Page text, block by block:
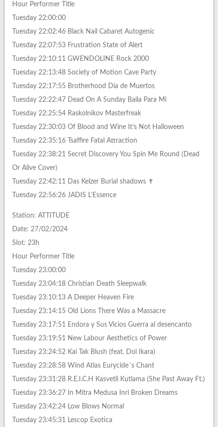
Hour Performer Title
Tuesday 22:00:00
Tuesday 22:02:46 Black Nail Cabaret Autogenic
Tuesday 22:07:53 Frustration State of Alert
Tuesday 22:10:11 GWENDOLINE Rock 2000
Tuesday 22:13:48 Society of Motion Cave Party
Tuesday 22:17:55 Brotherhood Día de Muertos
Tuesday 22:22:47 Dead On A Sunday Baila Para Mi
Tuesday 22:25:54 Raskolnikov Masterfreak
Tuesday 22:30:03 Of Blood and Wine It’s Not Halloween
Tuesday 22:35:16 Tsaffire Fatal Attraction
Tuesday 22:38:21 Secret Discovery You Spin Me Round (Dead
Or Alive Cover)
Tuesday 22:42:11 Das Kelzer Burial shadows ✝
Tuesday 22:56:26 JADIS L’Essence
Station: ATTITUDE
Date: 27/02/2024
Slot: 23h
Hour Performer Title
Tuesday 23:00:00
Tuesday 23:04:18 Christian Death Sleepwalk
Tuesday 23:10:13 A Deeper Heaven Fire
Tuesday 23:14:15 Old Lions There Was a Massacre
Tuesday 23:17:51 Endora y Sus Vicios Guerra al desencanto
Tuesday 23:19:51 New Labour Aesthetics of Power
Tuesday 23:24:52 Kai Tak Blush (feat. Dol Ikara)
Tuesday 23:28:58 Wind Atlas Eurycide´s Chant
Tuesday 23:31:28 R.E.I.C.H Kasvetli Kutlama (She Past Away Ft.)
Tuesday 23:36:27 In Mitra Medusa Inri Broken Dreams
Tuesday 23:42:24 Low Blows Normal
Tuesday 23:45:31 Lescop Exotica